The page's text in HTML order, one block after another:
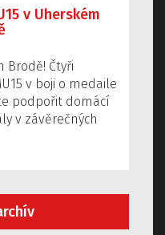
v Uherském
Brodě! Čtyři
v boji o medaile
podpořit domácí
v závěrečných